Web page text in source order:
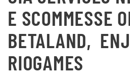
E SCOMMESSE
BETALAND,
RIOGAMES